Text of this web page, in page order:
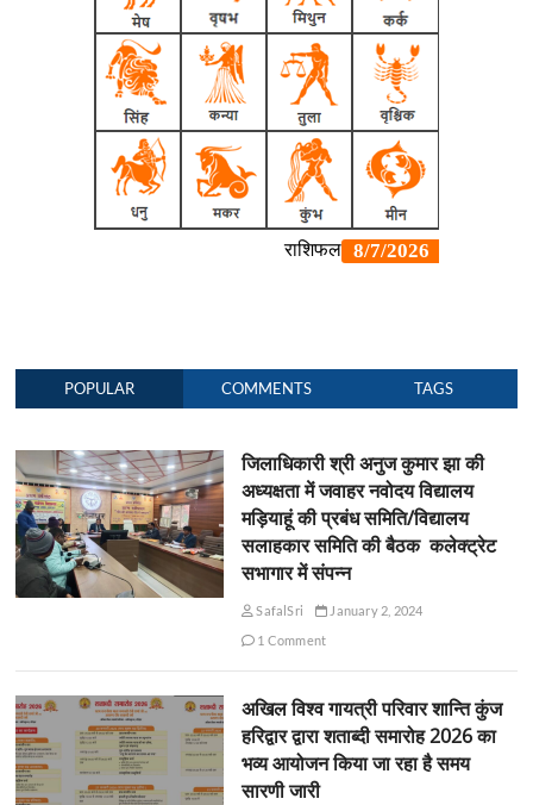
POPULAR COMMENTS TAGS
जिलाधिकारी श्री अनुज कुमार झा की
अध्यक्षता में जवाहर नवोदय विद्यालय
मड़ियाहूं की प्रबंध समिति/विद्यालय
सलाहकार समिति की बैठक कलेक्ट्रेट
सभागार में संपन्न
SafalSri
January 2, 2024
1 Comment
अखिल विश्व गायत्री परिवार शान्ति कुंज
हरिद्वार द्वारा शताब्दी समारोह 2026 का
भव्य आयोजन किया जा रहा है समय
सारणी जारी